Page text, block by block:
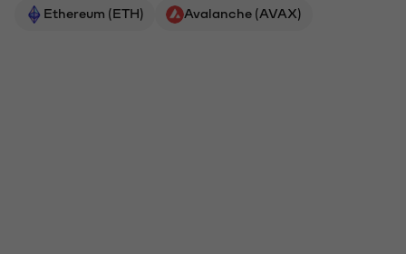
Ethereum (ETH) Avalanche (AVAX)